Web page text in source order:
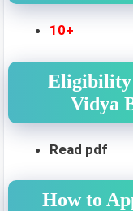
10+
Eligibility
Vidya
Read pdf
How to